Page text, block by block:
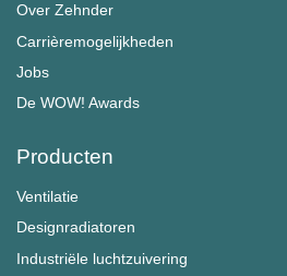
Over Zehnder
Carrièremogelijkheden
Jobs
De WOW! Awards
Producten
Ventilatie
Designradiatoren
Industriële luchtzuivering